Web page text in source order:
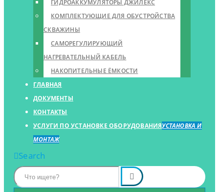
ГИДРОАККУМУЛЯТОРЫ ДЖИЛЕКС
КОМПЛЕКТУЮЩИЕ ДЛЯ ОБУСТРОЙСТВА
СКВАЖИНЫ
САМОРЕГУЛИРУЮЩИЙ
НАГРЕВАТЕЛЬНЫЙ КАБЕЛЬ
НАКОПИТЕЛЬНЫЕ ЁМКОСТИ
ГЛАВНАЯ
ДОКУМЕНТЫ
КОНТАКТЫ
УСЛУГИ ПО УСТАНОВКЕ ОБОРУДОВАНИЯУСТАНОВКА И
МОНТАЖ
Search